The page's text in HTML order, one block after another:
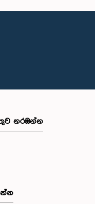
නරඹන්න